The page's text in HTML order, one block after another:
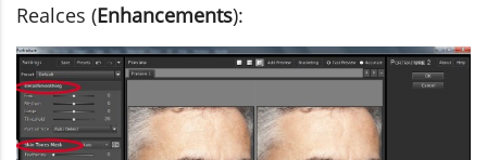
Realces (Enhancements):